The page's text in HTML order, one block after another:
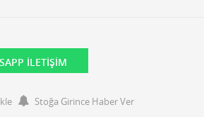
İLETIŞIM
Stoğa Girince Haber Ver